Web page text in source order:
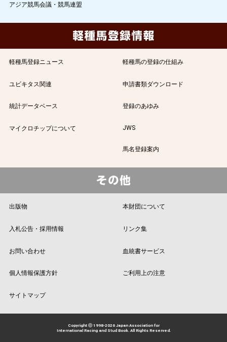
アジア競馬会議・競馬連盟
軽種馬登録ニュース 軽種馬の登録の仕組み
ユビキタス関連 申請書類ダウンロード
統計データベース 登録のあゆみ
マイクロチップについて JWS
馬名登録案内
出版物 本財団について
入札公告・採用情報 リンク集
お問い合わせ 血統書サービス
個人情報保護方針 ご利用上の注意
サイトマップ
Copyright ⓒ 1998-2026 Japan Association for
International Racing and Stud Book. All Rights Reserved.